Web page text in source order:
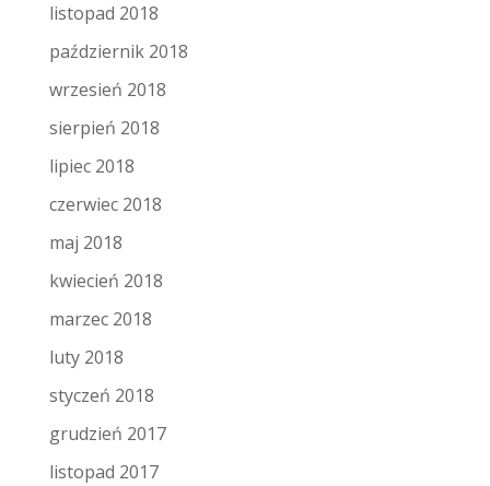
listopad 2018
październik 2018
wrzesień 2018
sierpień 2018
lipiec 2018
czerwiec 2018
maj 2018
kwiecień 2018
marzec 2018
luty 2018
styczeń 2018
grudzień 2017
listopad 2017